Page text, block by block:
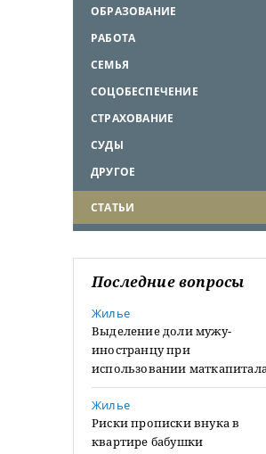
ОБРАЗОВАНИЕ
РАБОТА
СЕМЬЯ
СОЦОБЕСПЕЧЕНИЕ
СТРАХОВАНИЕ
СУДЫ
ДРУГОЕ
СТАТЬИ
Последние вопросы
Жилье
Выделение доли мужу-
иностранцу при
использовании
Жилье
Риски прописки внука в
квартире бабушки